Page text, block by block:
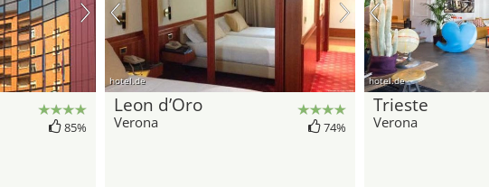
85%
hotel.de
Leon d’Oro
Verona 74%
hotel.de
Trieste
Verona